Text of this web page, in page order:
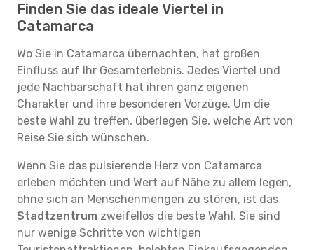
Finden Sie das ideale Viertel in
Catamarca
Wo Sie in Catamarca übernachten, hat großen
Einfluss auf Ihr Gesamterlebnis. Jedes Viertel und
jede Nachbarschaft hat ihren ganz eigenen
Charakter und ihre besonderen Vorzüge. Um die
beste Wahl zu treffen, überlegen Sie, welche Art von
Reise Sie sich wünschen.
Wenn Sie das pulsierende Herz von Catamarca
erleben möchten und Wert auf Nähe zu allem legen,
ohne sich an Menschenmengen zu stören, ist das
Stadtzentrum zweifellos die beste Wahl. Sie sind
nur wenige Schritte von wichtigen